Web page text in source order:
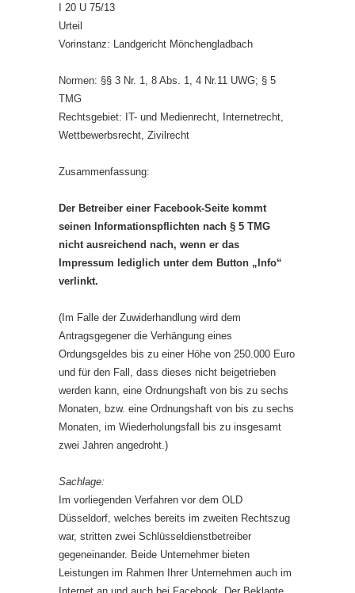
I 20 U 75/13
Urteil
Vorinstanz: Landgericht Mönchengladbach
Normen: §§ 3 Nr. 1, 8 Abs. 1, 4 Nr.11 UWG; § 5
TMG
Rechtsgebiet: IT- und Medienrecht, Internetrecht,
Wettbewerbsrecht, Zivilrecht
Zusammenfassung:
Der Betreiber einer Facebook-Seite kommt
seinen Informationspflichten nach § 5 TMG
nicht ausreichend nach, wenn er das
Impressum lediglich unter dem Button „Info“
verlinkt.
(Im Falle der Zuwiderhandlung wird dem
Antragsgegener die Verhängung eines
Ordungsgeldes bis zu einer Höhe von 250.000 Euro
und für den Fall, dass dieses nicht beigetrieben
werden kann, eine Ordnungshaft von bis zu sechs
Monaten, bzw. eine Ordnungshaft von bis zu sechs
Monaten, im Wiederholungsfall bis zu insgesamt
zwei Jahren angedroht.)
Sachlage:
Im vorliegenden Verfahren vor dem OLD
Düsseldorf, welches bereits im zweiten Rechtszug
war, stritten zwei Schlüsseldienstbetreiber
gegeneinander. Beide Unternehmer bieten
Leistungen im Rahmen Ihrer Unternehmen auch im